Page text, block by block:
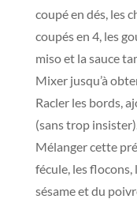
coupé en dés, les
coupés en 4, les
miso et la sauce
Mixer jusqu’à
Racler les bords,
(sans trop insister).
Mélanger cette
fécule, les flocons,
sésame et du